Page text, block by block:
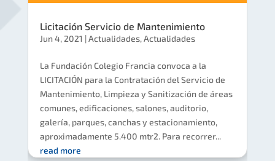
Licitación Servicio de Mantenimiento
Jun 4, 2021 |Actualidades,Actualidades
La Fundación Colegio Francia convoca a la
LICITACIÓN para la Contratación del Servicio de
Mantenimiento, Limpieza y Sanitización de áreas
comunes, edificaciones, salones, auditorio,
galería, parques, canchas y estacionamiento,
aproximadamente 5.400 mtr2. Para recorrer...
read more